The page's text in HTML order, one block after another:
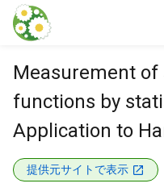
本文に飛ぶ
Measurement
functions by
Application to
提供元サイトで表示